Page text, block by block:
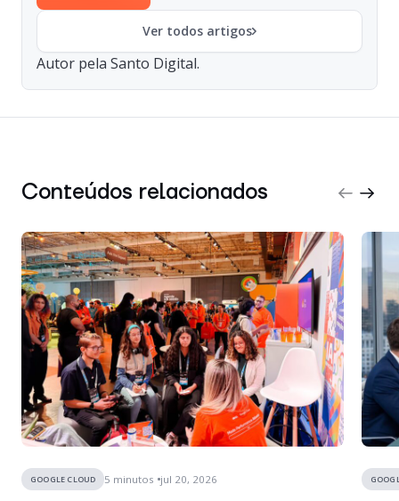
Ver todos artigos
Autor pela Santo Digital.
Conteúdos relacionados
GOOGLE CLOUD 5 minutos jul 20, 2026